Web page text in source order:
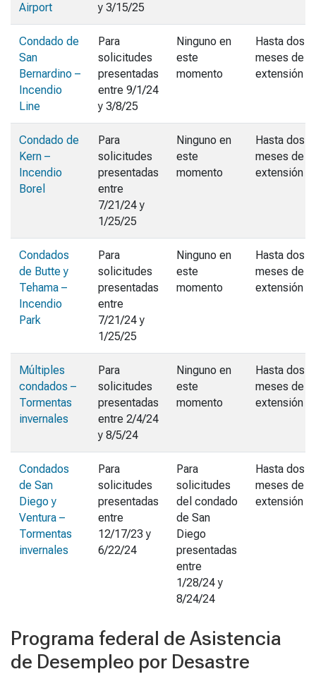
Airport
y 3/15/25
Condado de
San
Bernardino –
Incendio
Line
Para
solicitudes
presentadas
entre 9/1/24
y 3/8/25
Ninguno en
este
momento
Hasta dos
meses de
extensión
Condado de
Kern –
Incendio
Borel
Para
solicitudes
presentadas
entre
7/21/24 y
1/25/25
Ninguno en
este
momento
Hasta dos
meses de
extensión
Condados
de Butte y
Tehama –
Incendio
Park
Para
solicitudes
presentadas
entre
7/21/24 y
1/25/25
Ninguno en
este
momento
Hasta dos
meses de
extensión
Múltiples
condados –
Tormentas
invernales
Para
solicitudes
presentadas
entre 2/4/24
y 8/5/24
Ninguno en
este
momento
Hasta dos
meses de
extensión
Condados
de San
Diego y
Ventura –
Tormentas
invernales
Para
solicitudes
presentadas
entre
12/17/23 y
6/22/24
Para
solicitudes
del condado
de San
Diego
presentadas
entre
1/28/24 y
8/24/24
Hasta dos
meses de
extensión
Programa federal de Asistencia
de Desempleo por Desastre